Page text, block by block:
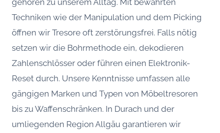
gehören zu unserem Alltag. Mit bewährten
Techniken wie der Manipulation und dem Picking
öffnen wir Tresore oft zerstörungsfrei. Falls nötig
setzen wir die Bohrmethode ein, dekodieren
Zahlenschlösser oder führen einen Elektronik-
Reset durch. Unsere Kenntnisse umfassen alle
gängigen Marken und Typen von Möbeltresoren
bis zu Waffenschränken. In Durach und der
umliegenden Region Allgäu garantieren wir